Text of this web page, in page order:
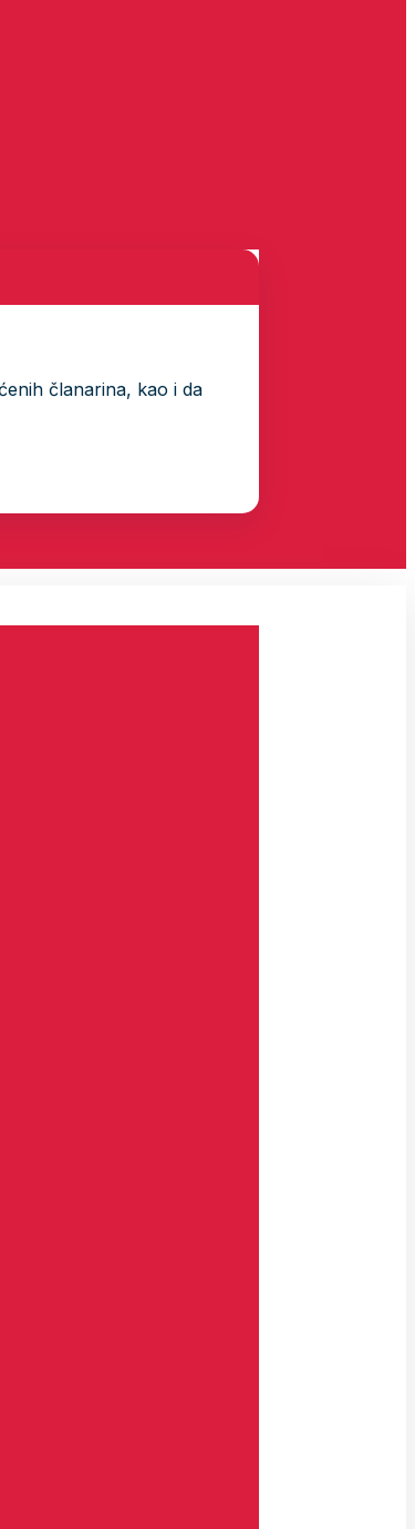
članarina, kao i da